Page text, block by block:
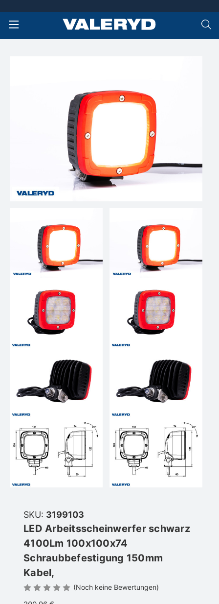
SKU: 3199103
LED Arbeitsscheinwerfer schwarz
4100Lm 100x100x74
Schraubbefestigung 150mm
Kabel,
(Noch keine Bewertungen)